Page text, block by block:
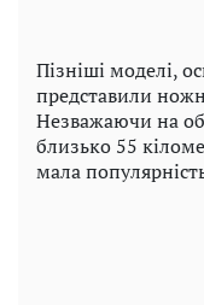
Пізніші моделі,
представили
Незважаючи на
близько 55
мала